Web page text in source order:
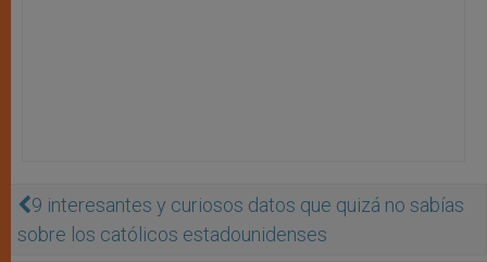
9 interesantes y curiosos datos que quizá no sabías
sobre los católicos estadounidenses